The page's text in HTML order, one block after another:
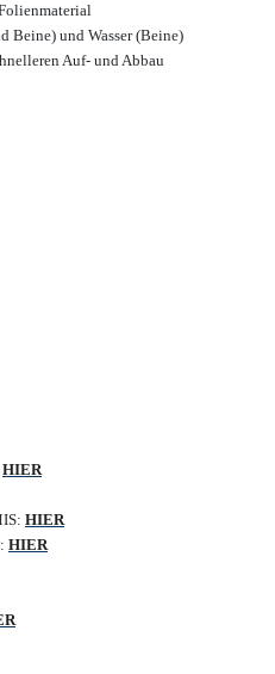
und Wasser (Beine)
Auf- und Abbau
HIER
HIER
HIER